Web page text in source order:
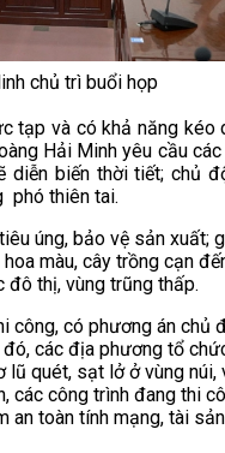
chủ trì buổi họp
tạp và có khả năng kéo
Hải Minh yêu cầu các
biến thời tiết; chủ
phó thiên tai.
úng, bảo vệ sản xuất;
màu, cây trồng cạn
đô thị, vùng trũng thấp.
công, có phương án chủ
các địa phương tổ
lũ quét, sạt lở ở vùng núi,
các công trình đang thi
an toàn tính mạng, tài